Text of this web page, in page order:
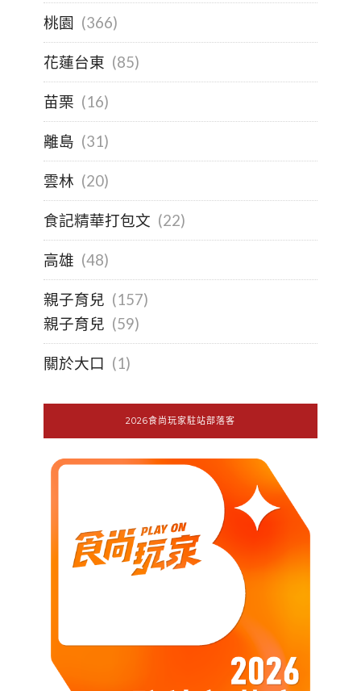
桃園 (366)
花蓮台東 (85)
苗栗 (16)
離島 (31)
雲林 (20)
食記精華打包文 (22)
高雄 (48)
親子育兒 (157)
親子育兒 (59)
關於大口 (1)
2026食尚玩家駐站部落客